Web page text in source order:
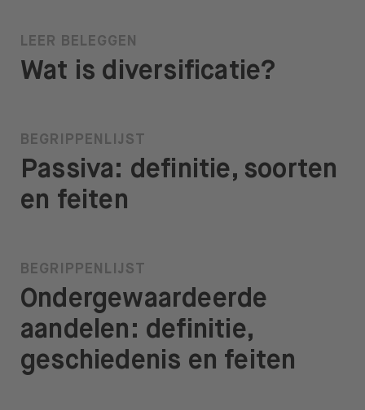
LEER BELEGGEN
Wat is diversificatie?
BEGRIPPENLIJST
Passiva: definitie, soorten
en feiten
BEGRIPPENLIJST
Ondergewaardeerde
aandelen: definitie,
geschiedenis en feiten